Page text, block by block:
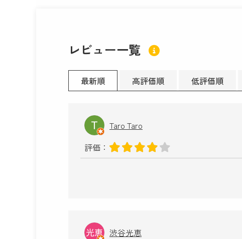
レビュー一覧
最新順 高評価順 低評価順
Taro Taro
評価：
渋谷光恵